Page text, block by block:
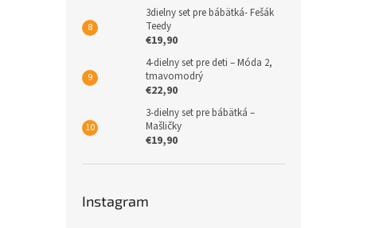
3dielny set pre bábätká- Fešák
Teedy
€19,90
4-dielny set pre deti – Móda 2,
tmavomodrý
€22,90
3-dielny set pre bábätká –
Mašličky
€19,90
Instagram